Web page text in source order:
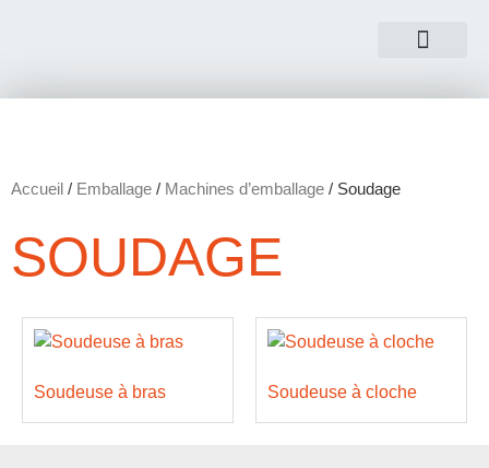
Accueil / Emballage / Machines d’emballage / Soudage
SOUDAGE
Soudeuse à bras Soudeuse à cloche